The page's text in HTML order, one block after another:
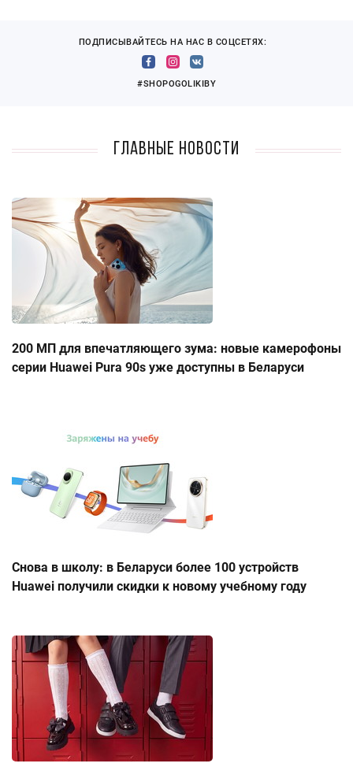
ПОДПИСЫВАЙТЕСЬ НА НАС В СОЦСЕТЯХ:
#SHOPOGOLIKIBY
Главные новости
200 МП для впечатляющего зума: новые камерофоны
серии Huawei Pura 90s уже доступны в Беларуси
Снова в школу: в Беларуси более 100 устройств
Huawei получили скидки к новому учебному году